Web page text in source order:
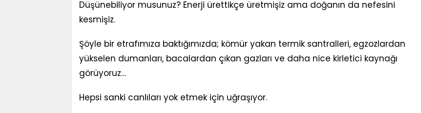
Düşünebiliyor musunuz? Enerji ürettikçe üretmişiz ama doğanın da nefesini
kesmişiz.
Şöyle bir etrafımıza baktığımızda; kömür yakan termik santralleri, egzozlardan
yükselen dumanları, bacalardan çıkan gazları ve daha nice kirletici kaynağı
görüyoruz…
Hepsi sanki canlıları yok etmek için uğraşıyor.